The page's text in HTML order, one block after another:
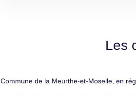
Les
Commune de la Meurthe-et-Moselle, en